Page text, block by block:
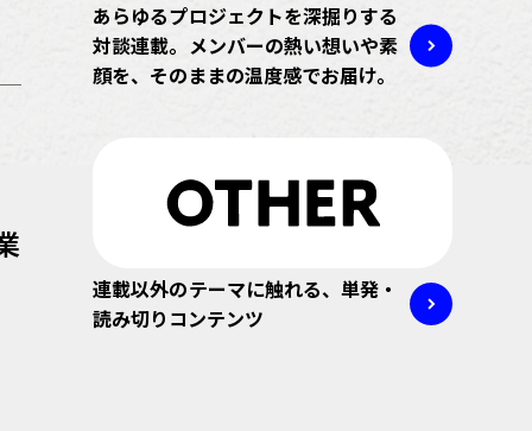
あらゆるプロジェクトを深掘りする
対談連載。メンバーの熱い想いや素
顔を、そのままの温度感でお届け。
連載以外のテーマに触れる、単発・
読み切りコンテンツ